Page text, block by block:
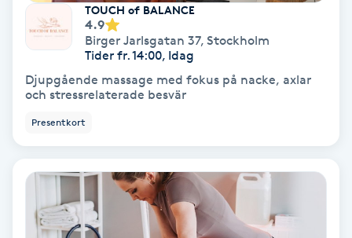
Hårförlängning
Hårvård
Hälsa
Idrottsmassage
TOUCH of BALANCE
4.9
Birger Jarlsgatan 37, Stockholm
Tider fr. 14:00, Idag
Djupgående massage med fokus på nacke, axlar
och stressrelaterade besvär
Presentkort